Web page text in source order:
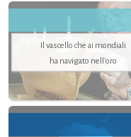
Il vascello che ai mondiali
ha navigato nell’oro